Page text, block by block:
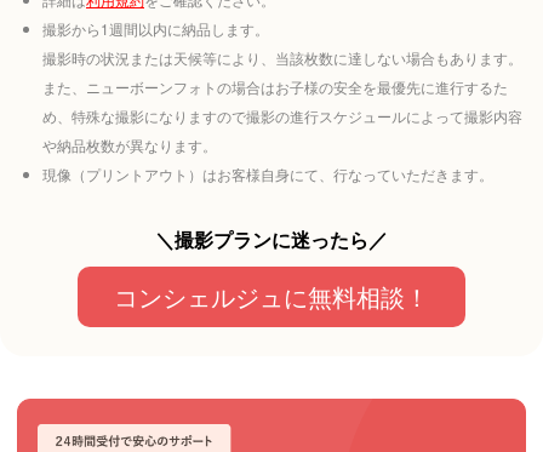
撮影から1週間以内に納品します。
撮影時の状況または天候等により、当該枚数に達しない場合もあります。
また、ニューボーンフォトの場合はお子様の安全を最優先に進行するた
め、特殊な撮影になりますので撮影の進行スケジュールによって撮影内容
や納品枚数が異なります。
現像（プリントアウト）はお客様自身にて、行なっていただきます。
＼撮影プランに迷ったら／
コンシェルジュに無料相談！